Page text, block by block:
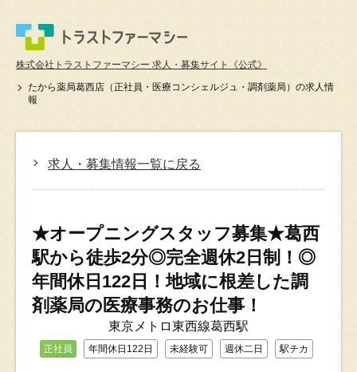
株式会社トラストファーマシー 求人・募集サイト《公式》
たから薬局葛西店（正社員・医療コンシェルジュ・調剤薬局）の求人情
報
求人・募集情報一覧に戻る
★オープニングスタッフ募集★葛西
駅から徒歩2分◎完全週休2日制！◎
年間休日122日！地域に根差した調
剤薬局の医療事務のお仕事！
東京メトロ東西線葛西駅
正社員 年間休日122日 未経験可 週休二日 駅チカ